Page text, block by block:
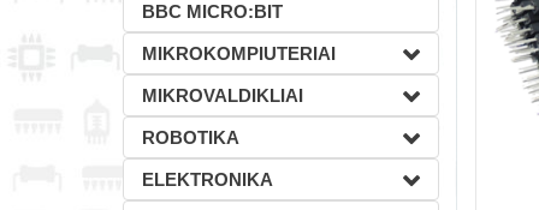
BBC MICRO:BIT
MIKROKOMPIUTERIAI
MIKROVALDIKLIAI
ROBOTIKA
ELEKTRONIKA